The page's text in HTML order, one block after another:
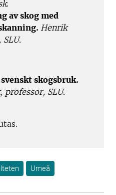
.
av skog med
Henrik
skogsbruk.
professor, SLU.
Umeå